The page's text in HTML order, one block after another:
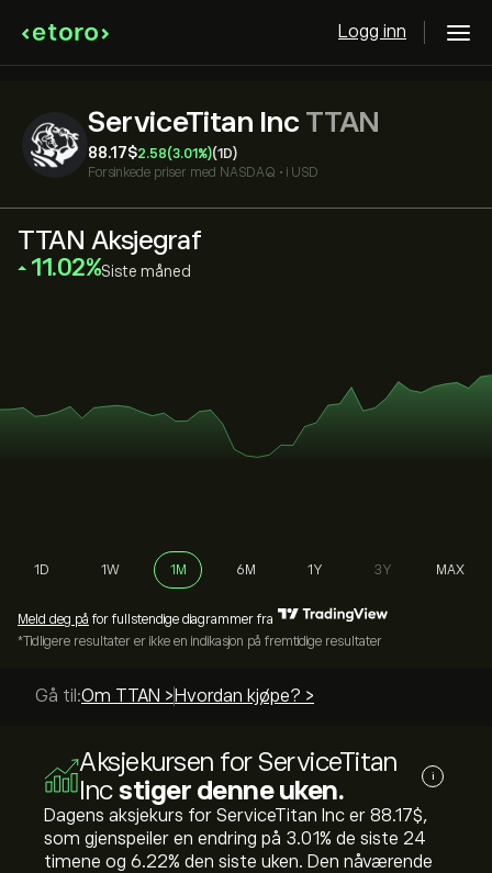
Logg inn
ServiceTitan Inc TTAN
88.17‎$‎2.58(3.01%)(1D)
Forsinkede priser med NASDAQ • i USD
TTAN Aksjegraf
‎11.02‎ Siste måned
1D 1W 1M 6M 1Y 3Y MAX
Meld deg på for fullstendige diagrammer fra
*Tidligere resultater er ikke en indikasjon på fremtidige resultater
Gå til:Om TTAN > Hvordan kjøpe? >
Aksjekursen for ServiceTitan
Incstiger denne uken. i
Dagens aksjekurs for ServiceTitan Inc er 88.17‎$‎,
som gjenspeiler en endring på ‎3.01‎% de siste 24
timene og ‎6.22‎% den siste uken. Den nåværende